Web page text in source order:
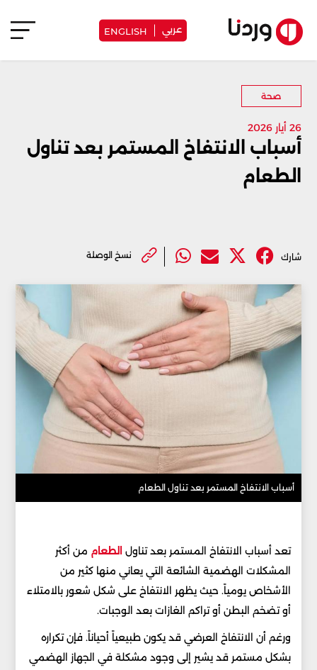
عربي ENGLISH
صحة
26 أيار 2026
أسباب الانتفاخ المستمر بعد تناول
الطعام
شارك نسخ الوصلة
أسباب الانتفاخ المستمر بعد تناول الطعام
تعد أسباب الانتفاخ المستمر بعد تناول الطعام من أكثر
المشكلات الهضمية الشائعة التي يعاني منها كثير من
الأشخاص يومياً. حيث يظهر الانتفاخ على شكل شعور بالامتلاء
أو تضخم البطن أو تراكم الغازات بعد الوجبات.
ورغم أن الانتفاخ العرضي قد يكون طبيعياً أحياناً. فإن تكراره
بشكل مستمر قد يشير إلى وجود مشكلة في الجهاز الهضمي